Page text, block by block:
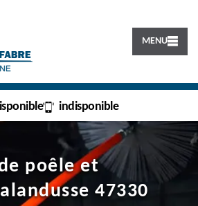
MENU
indisponible
poêle et
47330